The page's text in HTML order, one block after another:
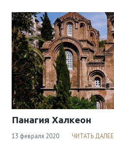
Панагия Халкеон
13 февраля 2020
ЧИТАТЬ ДАЛЕЕ